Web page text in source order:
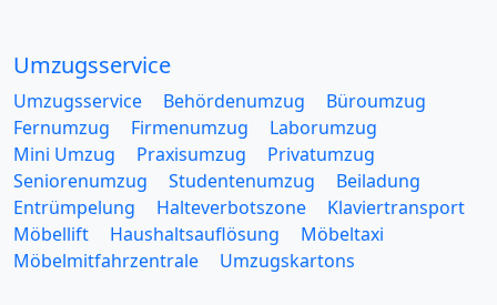
Umzugsservice
Umzugsservice Behördenumzug
Büroumzug
Fernumzug
Firmenumzug
Laborumzug
Mini Umzug
Praxisumzug
Privatumzug
Seniorenumzug
Studentenumzug
Beiladung
Entrümpelung
Halteverbotszone
Klaviertransport
Möbellift
Haushaltsauflösung
Möbeltaxi
Möbelmitfahrzentrale
Umzugskartons